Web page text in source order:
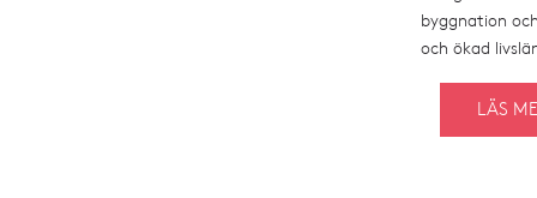
byggnation
och ökad
LÄS